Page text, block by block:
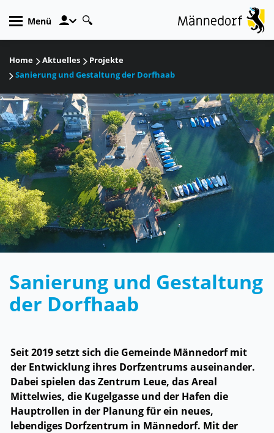
Kopfzeile
Menü
Inhalt
Home Aktuelles
Projekte
Sanierung und Gestaltung der Dorfhaab
Sanierung und Gestaltung
der Dorfhaab
Seit 2019 setzt sich die Gemeinde Männedorf mit
der Entwicklung ihres Dorfzentrums auseinander.
Dabei spielen das Zentrum Leue, das Areal
Mittelwies, die Kugelgasse und der Hafen die
Hauptrollen in der Planung für ein neues,
lebendiges Dorfzentrum in Männedorf. Mit der
Zugehörige Objekte